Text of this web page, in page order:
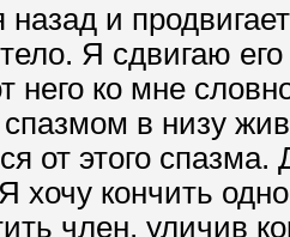
и
тело. Я сдвигаю
него ко мне
в низу
от этого
хочу кончить
член, уличив